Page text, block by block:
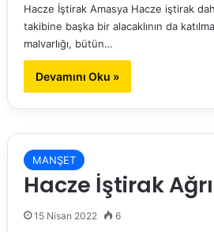
Hacze İştirak Amasya Hacze iştirak
takibine başka bir alacaklının da
malvarlığı, bütün…
Devamını Oku »
MANŞET
Hacze İştirak Ağrı
15 Nisan 2022 6